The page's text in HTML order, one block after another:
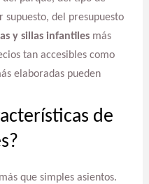
supuesto, del presupuesto
y sillas infantilesmás
tan accesibles como
elaboradas pueden
de
que simples asientos.